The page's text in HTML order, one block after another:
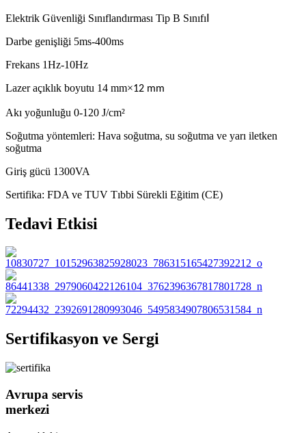
Elektrik Güvenliği Sınıflandırması Tip B Sınıfı
Darbe genişliği 5ms-400ms
Frekans 1Hz-10Hz
Lazer açıklık boyutu 14 mm×12 mm
Akı yoğunluğu 0-120 J/cm²
Soğutma yöntemleri: Hava soğutma, su soğutma ve yarı iletken
soğutma
Giriş gücü 1300VA
Sertifika: FDA ve TUV Tıbbi Sürekli Eğitim (CE)
Tedavi Etkisi
Sertifikasyon ve Sergi
Avrupa servis
merkezi